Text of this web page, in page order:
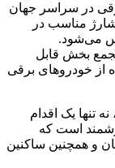
در سراسر جهان
مناسب در
می‌شود.
بخش قابل
از خودروهای برقی
تنها یک اقدام
است که
و همچنین ساکنین